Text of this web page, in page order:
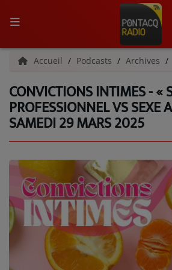
ACCUEIL
RADIO
QUI SOMMES-NOUS ?
L'ÉQUIPE
GRILLE DES PROGRAMMES
C'ÉTAIT QUOI CE TITRE ?
MÉDIAS
PODCASTS - SAISON 2026/2027
Accueil Podcasts Archives
CONVICTIONS INTIMES - «
PROFESSIONNEL VS SEXE
SAMEDI 29 MARS 2025